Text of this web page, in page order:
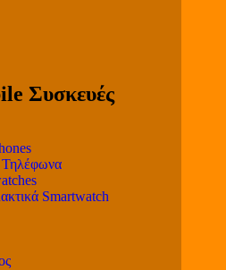
Συσκευές
Τηλέφωνα
Smartwatch